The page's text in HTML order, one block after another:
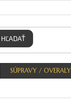
HĽADAŤ
SÚPRAVY / OVERALY